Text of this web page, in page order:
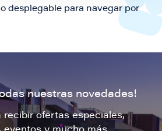
desplegable para navegar por
nuestras novedades!
recibir ofertas especiales,